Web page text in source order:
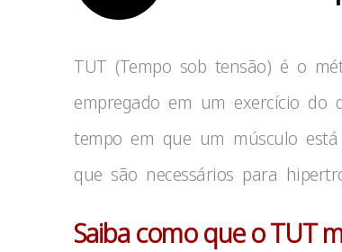
TUT (Tempo sob tensão) é o
empregado em um exercício do
tempo em que um músculo
que são necessários para
Saiba como que o TUT